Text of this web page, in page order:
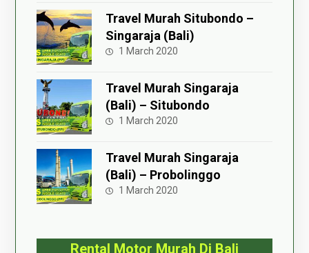
Travel Murah Situbondo –
Singaraja (Bali)
1 March 2020
Travel Murah Singaraja
(Bali) – Situbondo
1 March 2020
Travel Murah Singaraja
(Bali) – Probolinggo
1 March 2020
Rental Motor Murah Di Bali